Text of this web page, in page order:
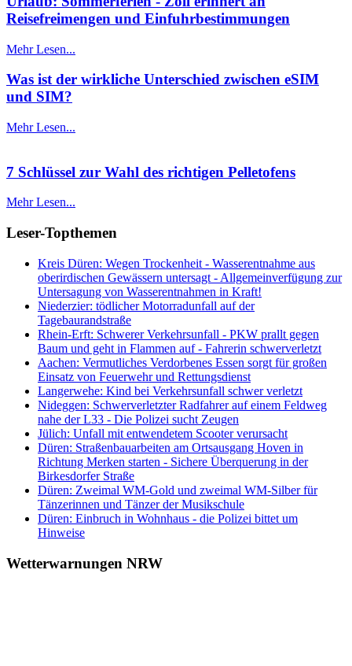
Reisefreimengen und Einfuhrbestimmungen
Mehr Lesen...
Was ist der wirkliche Unterschied zwischen eSIM
und SIM?
Mehr Lesen...
7 Schlüssel zur Wahl des richtigen Pelletofens
Mehr Lesen...
Leser-Topthemen
Kreis Düren: Wegen Trockenheit - Wasserentnahme aus
oberirdischen Gewässern untersagt - Allgemeinverfügung zur
Untersagung von Wasserentnahmen in Kraft!
Niederzier: tödlicher Motorradunfall auf der
Tagebaurandstraße
Rhein-Erft: Schwerer Verkehrsunfall - PKW prallt gegen
Baum und geht in Flammen auf - Fahrerin schwerverletzt
Aachen: Vermutliches Verdorbenes Essen sorgt für großen
Einsatz von Feuerwehr und Rettungsdienst
Langerwehe: Kind bei Verkehrsunfall schwer verletzt
Nideggen: Schwerverletzter Radfahrer auf einem Feldweg
nahe der L33 - Die Polizei sucht Zeugen
Jülich: Unfall mit entwendetem Scooter verursacht
Düren: Straßenbauarbeiten am Ortsausgang Hoven in
Richtung Merken starten - Sichere Überquerung in der
Birkesdorfer Straße
Düren: Zweimal WM-Gold und zweimal WM-Silber für
Tänzerinnen und Tänzer der Musikschule
Düren: Einbruch in Wohnhaus - die Polizei bittet um
Hinweise
Wetterwarnungen NRW